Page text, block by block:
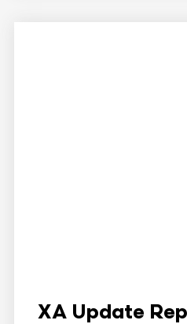
XA Update